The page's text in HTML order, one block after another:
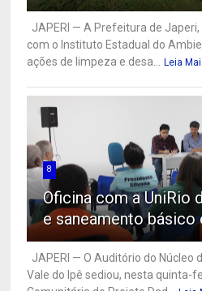
JAPERI — A Prefeitura de
com o Instituto Estadual do
ações de limpeza e desa...
Leia
8
Oficina com a UniRio
e saneamento básico
JAPERI — O Auditório do Núcleo
Vale do Ipê sediou, nesta quinta-